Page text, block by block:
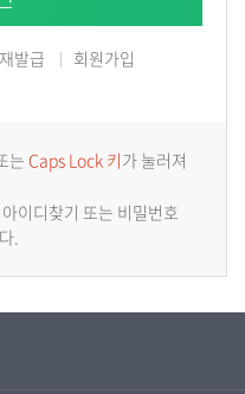
발급 회원가입
는 Caps Lock 키가 눌러져
이디찾기 또는 비밀번호
.